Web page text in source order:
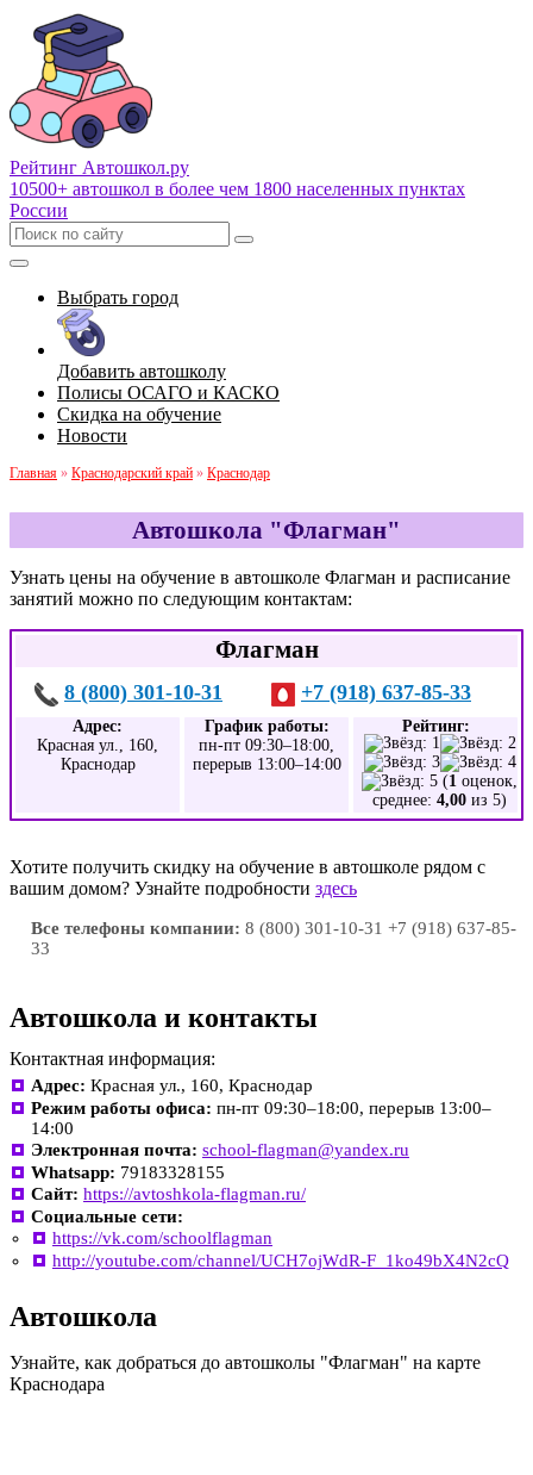
Рейтинг Автошкол.ру
10500+ автошкол в более чем 1800 населенных пунктах
России
Выбрать город
Добавить автошколу
Полисы ОСАГО и КАСКО
Скидка на обучение
Новости
Главная » Краснодарский край » Краснодар
Автошкола "Флагман"
Узнать цены на обучение в автошколе Флагман и расписание
занятий можно по следующим контактам:
Флагман
8 (800) 301-10-31 +7 (918) 637-85-33
Адрес:
Красная ул., 160,
Краснодар
График работы:
пн-пт 09:30–18:00,
перерыв 13:00–14:00
Рейтинг:
(1 оценок,
среднее: 4,00 из 5)
Хотите получить скидку на обучение в автошколе рядом с
вашим домом? Узнайте подробности здесь
Все телефоны компании: 8 (800) 301-10-31 +7 (918) 637-85-
33
Автошкола и контакты
Контактная информация:
Адрес: Красная ул., 160, Краснодар
Режим работы офиса: пн-пт 09:30–18:00, перерыв 13:00–
14:00
Электронная почта: school-flagman@yandex.ru
Whatsapp: 79183328155
Сайт: https://avtoshkola-flagman.ru/
Социальные сети:
https://vk.com/schoolflagman
http://youtube.com/channel/UCH7ojWdR-F_1ko49bX4N2cQ
Автошкола
Узнайте, как добраться до автошколы "Флагман" на карте
Краснодара